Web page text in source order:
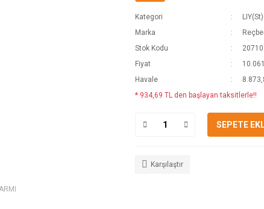
Kategori
Marka
Stok Kodu
Fiyat
Havale
* 934,69 TL den başlayan taksitlerle!!
SEPETE
Karşılaştır